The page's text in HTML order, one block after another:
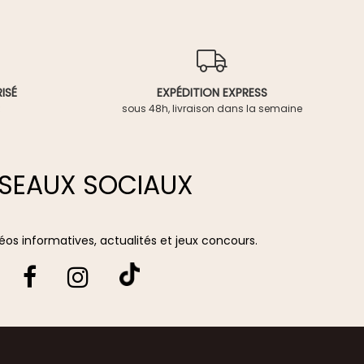
EXPÉDITION EXPRESS
sous 48h, livraison dans la semaine
SOCIAUX
informatives, actualités et jeux concours.